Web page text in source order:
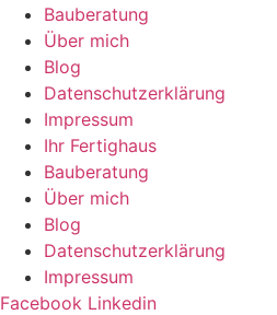
Bauberatung
Über mich
Blog
Datenschutzerklärung
Impressum
Ihr Fertighaus
Bauberatung
Über mich
Blog
Datenschutzerklärung
Impressum
Facebook Linkedin